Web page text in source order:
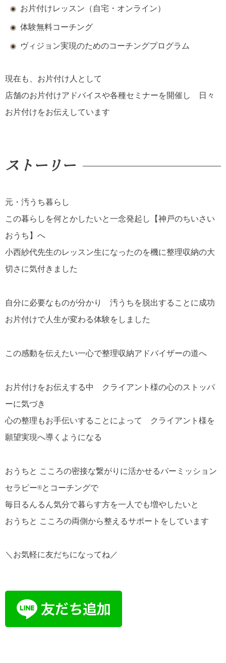
お片付けレッスン（自宅・オンライン）
体験無料コーチング
ヴィジョン実現のためのコーチングプログラム
現在も、お片付け人として
店舗のお片付けアドバイスや各種セミナーを開催し 日々
お片付けをお伝えしています
ストーリー
元・汚うち暮らし
この暮らしを何とかしたいと一念発起し【神戸のちいさい
おうち】へ
小西紗代先生のレッスン生になったのを機に整理収納の大
切さに気付きました
自分に必要なものが分かり 汚うちを脱出することに成功
お片付けで人生が変わる体験をしました
この感動を伝えたい一心で整理収納アドバイザーの道へ
お片付けをお伝えする中 クライアント様の心のストッパ
ーに気づき
心の整理もお手伝いすることによって クライアント様を
願望実現へ導くようになる
おうちと こころの密接な繋がりに活かせるパーミッション
セラピー®とコーチングで
毎日るんるん気分で暮らす方を一人でも増やしたいと
おうちと こころの両側から整えるサポートをしています
＼お気軽に友だちになってね／